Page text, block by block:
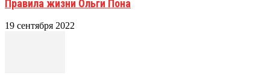
Правила жизни Ольги Пона
19 сентября 2022